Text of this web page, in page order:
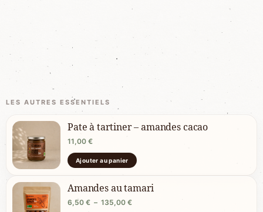
Pate à tartiner – amandes cacao
11,00 €
Ajouter au panier
Amandes au tamari
6,50 € – 135,00 €